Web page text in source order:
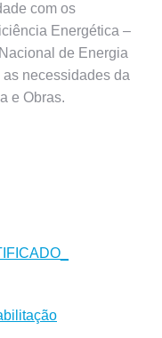
com os
Energética –
de Energia
necessidades da
e Obras.